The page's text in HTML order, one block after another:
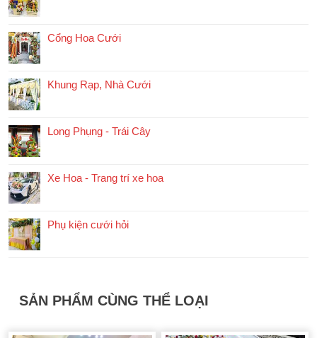
Cổng Hoa Cưới
Khung Rạp, Nhà Cưới
Long Phụng - Trái Cây
Xe Hoa - Trang trí xe hoa
Phụ kiện cưới hỏi
SẢN PHẨM CÙNG THỂ LOẠI